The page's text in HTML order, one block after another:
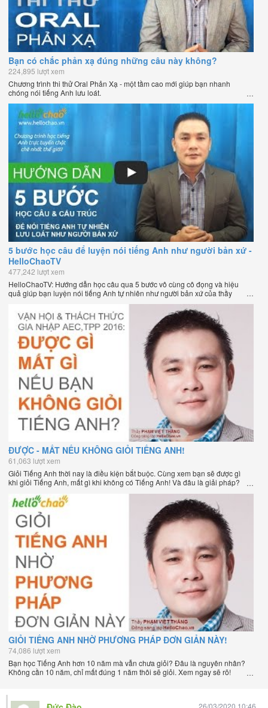
Bạn có chắc phản xạ đúng những câu này không?
224,895 lượt xem
Chương trình thi thử Oral Phản Xạ - một tầm cao mới giúp bạn nhanh
chóng nói tiếng Anh lưu loát.
5 bước học câu để luyện nói tiếng Anh như người bản xứ -
HelloChaoTV
477,242 lượt xem
HelloChaoTV: Hướng dẫn học câu qua 5 bước vô cùng cô đọng và hiệu
quả giúp bạn luyện nói tiếng Anh tự nhiên như người bản xứ của thầy
Phạm Việt Thắng, đồng sáng lập HelloChao.vn - Chương trình dạy tiếng
Anh trực tuyến chặt chẽ nhất thế giới.
ĐƯỢC - MẤT NẾU KHÔNG GIỎI TIẾNG ANH!
61,063 lượt xem
Giỏi Tiếng Anh thời nay là điều kiện bắt buộc. Cùng xem bạn sẽ được gì
khi giỏi Tiếng Anh, mất gì khi không có Tiếng Anh! Và đâu là giải pháp?
GIỎI TIẾNG ANH NHỜ PHƯƠNG PHÁP ĐƠN GIẢN NÀY!
74,086 lượt xem
Bạn học Tiếng Anh hơn 10 năm mà vẫn chưa giỏi? Đâu là nguyên nhân?
Không cần 10 năm, chỉ mất đúng 1 năm thôi sẽ giỏi. Xem ngay sẽ rõ!